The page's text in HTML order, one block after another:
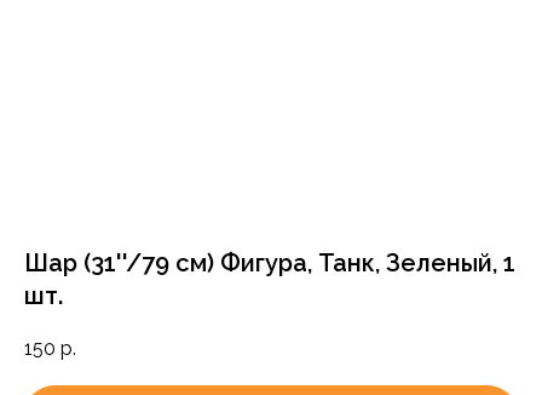
Шар (31''/79 см) Фигура, Танк, Зеленый, 1
шт.
150 р.